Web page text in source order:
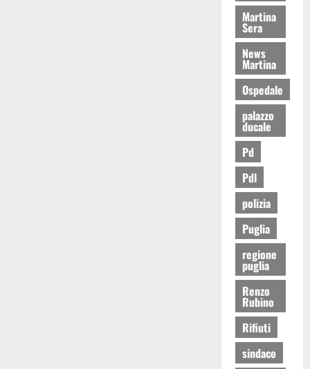
Martina
Sera
News
Martina
Ospedale
palazzo
ducale
Pd
Pdl
polizia
Puglia
regione
puglia
Renzo
Rubino
Rifiuti
sindaco